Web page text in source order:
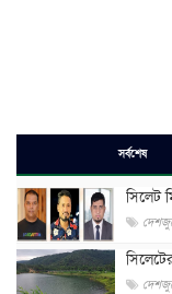
সর্বশেষ
সিলেট